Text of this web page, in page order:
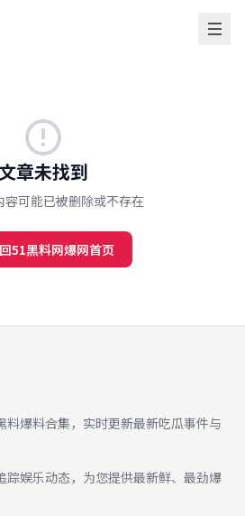
章未找到
容可能已被删除或不存在
51黑料网爆网首页
料爆料合集，实时更新最新吃瓜事件与
踪娱乐动态，为您提供最新鲜、最劲爆